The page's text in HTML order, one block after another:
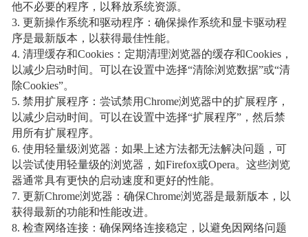
他不必要的程序，以释放系统资源。
3. 更新操作系统和驱动程序：确保操作系统和显卡驱动程
序是最新版本，以获得最佳性能。
4. 清理缓存和Cookies：定期清理浏览器的缓存和Cookies，
以减少启动时间。可以在设置中选择“清除浏览数据”或“清
除Cookies”。
5. 禁用扩展程序：尝试禁用Chrome浏览器中的扩展程序，
以减少启动时间。可以在设置中选择“扩展程序”，然后禁
用所有扩展程序。
6. 使用轻量级浏览器：如果上述方法都无法解决问题，可
以尝试使用轻量级的浏览器，如Firefox或Opera。这些浏览
器通常具有更快的启动速度和更好的性能。
7. 更新Chrome浏览器：确保Chrome浏览器是最新版本，以
获得最新的功能和性能改进。
8. 检查网络连接：确保网络连接稳定，以避免因网络问题